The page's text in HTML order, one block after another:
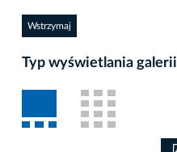
Wstrzymaj
Typ wyświetlania galerii